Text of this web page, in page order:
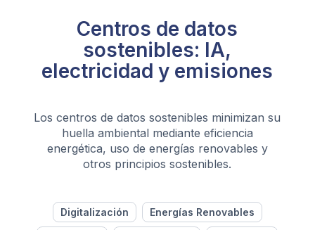
Centros de datos
sostenibles: IA,
electricidad y emisiones
Los centros de datos sostenibles minimizan su
huella ambiental mediante eficiencia
energética, uso de energías renovables y
otros principios sostenibles.
Digitalización Energías Renovables